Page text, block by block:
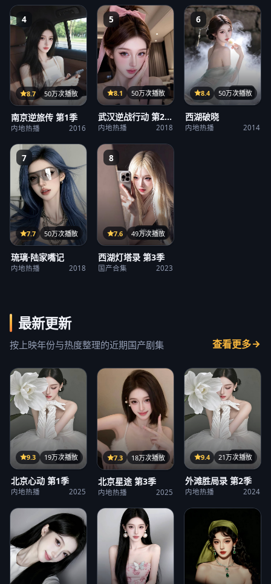
4
21集
8.7 50万次播放
南京逆旅传 第1季
内地热播 2016
5
31集
8.1 50万次播放
武汉逆战行动 第2
季
内地热播 2018
6
36集
8.4 50万次播放
西湖破晓
内地热播 2014
7
12集
7.7 50万次播放
琉璃·陆家嘴记
内地热播 2018
8
第23期
7.6 49万次播放
西湖灯塔录 第3季
国产合集 2023
最新更新
按上映年份与热度整理的近期国产剧集 查看更多
32集
9.3 19万次播放
北京心动 第1季
内地热播 2025
25集
7.3 18万次播放
北京星途 第3季
内地热播 2025
21集
9.4 21万次播放
外滩胜局录 第2季
内地热播 2024